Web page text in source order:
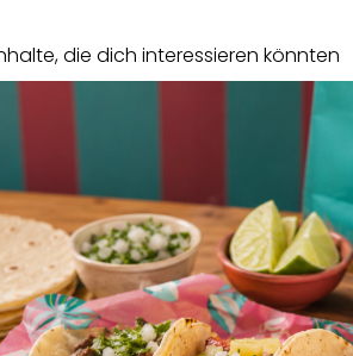
die dich interessieren könnten